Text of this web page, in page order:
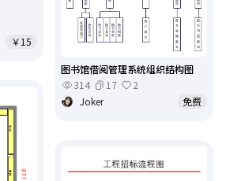
￥15
图书馆借阅管理系统组织结构图
314
17
2
Joker
免费